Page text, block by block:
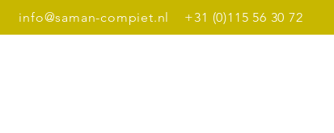
info@saman-compiet.nl +31 (0)115 56 30 72